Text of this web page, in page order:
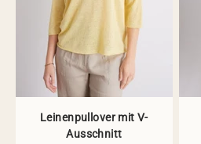
Leinenpullover mit V-
Ausschnitt